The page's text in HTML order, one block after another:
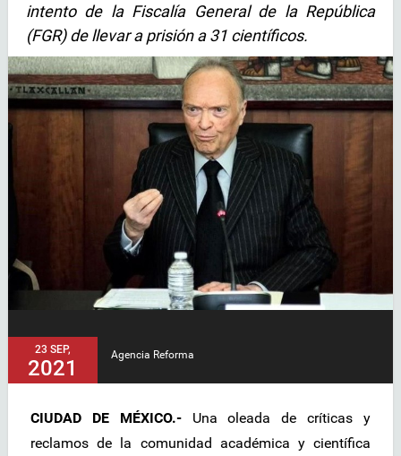
intento de la Fiscalía General de la República
(FGR) de llevar a prisión a 31 científicos.
23 SEP,
2021
Agencia Reforma
CIUDAD DE MÉXICO.- Una oleada de críticas y
reclamos de la comunidad académica y científica